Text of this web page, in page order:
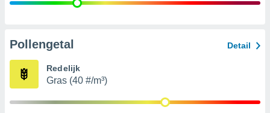
Pollengetal Detail
Redelijk
Gras (40 #/m³)